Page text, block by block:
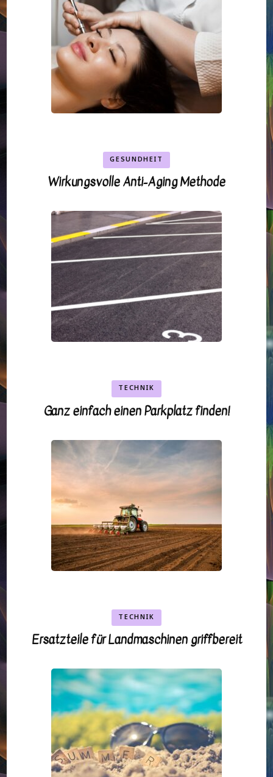
GESUNDHEIT
Wirkungsvolle Anti-Aging Methode
TECHNIK
Ganz einfach einen Parkplatz finden!
TECHNIK
Ersatzteile für Landmaschinen griffbereit